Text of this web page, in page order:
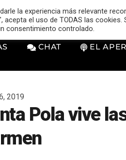
CHAT EL
2019
Pola vive
la experiencia más relevante
el uso de TODAS las cookies.
consentimiento controlado.